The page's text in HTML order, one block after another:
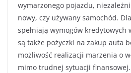
wymarzonego pojazdu,
nowy, czy używany samochód.
spełniają wymogów kredytowych
są także pożyczki na zakup auta
możliwość realizacji marzenia o
mimo trudnej sytuacji